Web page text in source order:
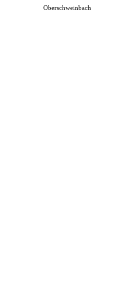
Oberschweinbach